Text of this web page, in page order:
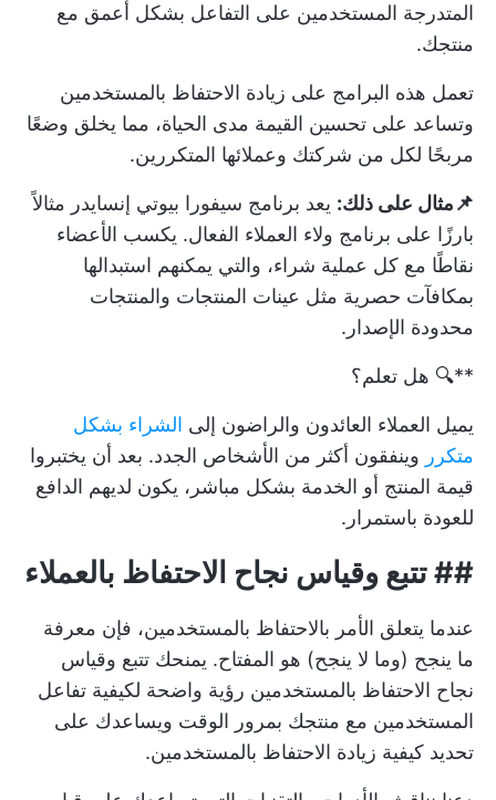
المتدرجة المستخدمين على التفاعل بشكل أعمق مع
منتجك.
تعمل هذه البرامج على زيادة الاحتفاظ بالمستخدمين
وتساعد على تحسين القيمة مدى الحياة، مما يخلق وضعًا
مربحًا لكل من شركتك وعملائها المتكررين.
📌مثال على ذلك: يعد برنامج سيفورا بيوتي إنسايدر مثالاً
بارزًا على برنامج ولاء العملاء الفعال. يكسب الأعضاء
نقاطًا مع كل عملية شراء، والتي يمكنهم استبدالها
بمكافآت حصرية مثل عينات المنتجات والمنتجات
محدودة الإصدار.
**🔍 هل تعلم؟
يميل العملاء العائدون والراضون إلى الشراء بشكل
متكرر وينفقون أكثر من الأشخاص الجدد. بعد أن يختبروا
قيمة المنتج أو الخدمة بشكل مباشر، يكون لديهم الدافع
للعودة باستمرار.
##تتبع وقياس نجاح الاحتفاظ بالعملاء
عندما يتعلق الأمر بالاحتفاظ بالمستخدمين، فإن معرفة
ما ينجح (وما لا ينجح) هو المفتاح. يمنحك تتبع وقياس
نجاح الاحتفاظ بالمستخدمين رؤية واضحة لكيفية تفاعل
المستخدمين مع منتجك بمرور الوقت ويساعدك على
تحديد كيفية زيادة الاحتفاظ بالمستخدمين.